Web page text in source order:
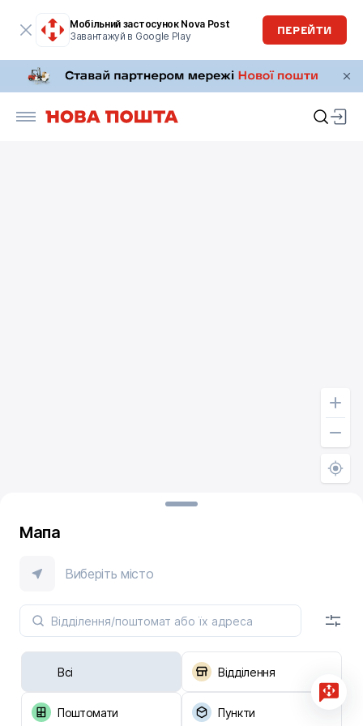
Мобільний застосунок Nova Post
Завантажуй в Google Play
ПЕРЕЙТИ
Мапа
Виберіть місто
Всі Відділення
Поштомати Пункти